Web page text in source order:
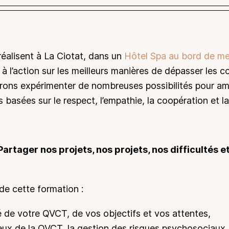
à La Ciotat, dans un Hôtel Spa au bord de
l’action sur les meilleurs manières de dépasser les
expérimenter de nombreuses possibilités pour
sur le respect, l’empathie, la coopération et
nos projets, nos projets, nos difficultés
cette formation :
de votre QVCT, de vos objectifs et vos attentes,